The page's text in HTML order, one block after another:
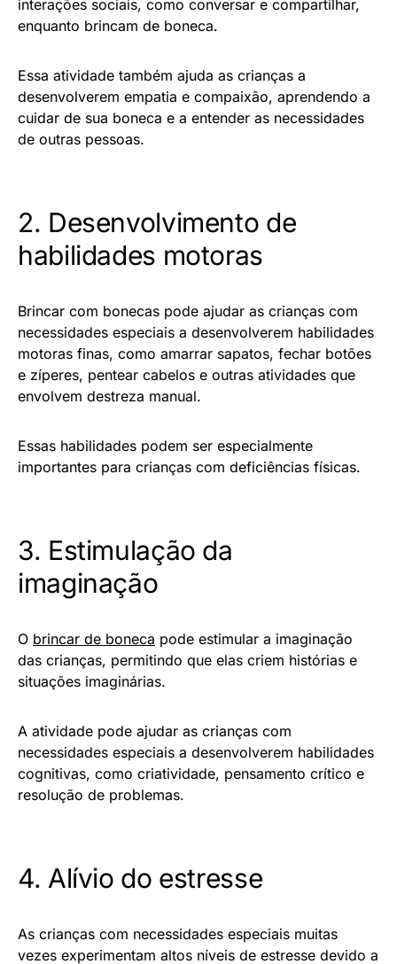
interações sociais, como conversar e compartilhar,
enquanto brincam de boneca.
Essa atividade também ajuda as crianças a
desenvolverem empatia e compaixão, aprendendo a
cuidar de sua boneca e a entender as necessidades
de outras pessoas.
2. Desenvolvimento de
habilidades motoras
Brincar com bonecas pode ajudar as crianças com
necessidades especiais a desenvolverem habilidades
motoras finas, como amarrar sapatos, fechar botões
e zíperes, pentear cabelos e outras atividades que
envolvem destreza manual.
Essas habilidades podem ser especialmente
importantes para crianças com deficiências físicas.
3. Estimulação da
imaginação
O brincar de boneca pode estimular a imaginação
das crianças, permitindo que elas criem histórias e
situações imaginárias.
A atividade pode ajudar as crianças com
necessidades especiais a desenvolverem habilidades
cognitivas, como criatividade, pensamento crítico e
resolução de problemas.
4. Alívio do estresse
As crianças com necessidades especiais muitas
vezes experimentam altos níveis de estresse devido a